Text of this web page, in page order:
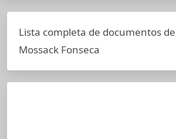
Lista completa de documentos
Mossack Fonseca